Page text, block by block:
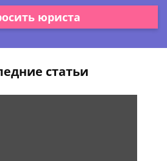
юриста
статьи